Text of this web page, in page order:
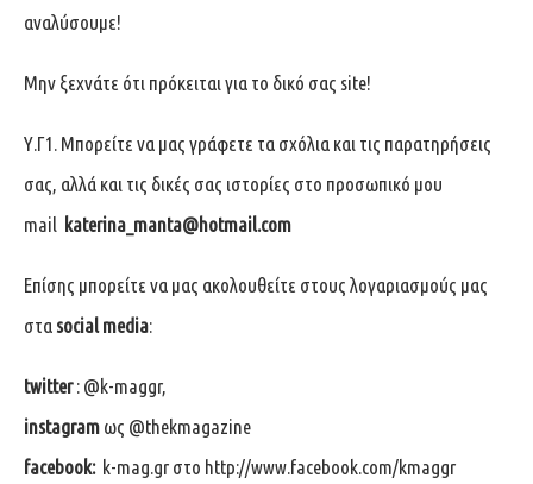
αναλύσουμε!
Μην ξεχνάτε ότι πρόκειται για το δικό σας site!
Υ.Γ1. Μπορείτε να μας γράφετε τα σχόλια και τις παρατηρήσεις
σας, αλλά και τις δικές σας ιστορίες στο προσωπικό μου
mail katerina _manta@hotmail.com
Επίσης μπορείτε να μας ακολουθείτε στους λογαριασμούς μας
στα social media:
twitter: @k-maggr,
instagram ως @thekmagazine
facebook: k-mag.gr στο http://www.facebook.com/kmaggr